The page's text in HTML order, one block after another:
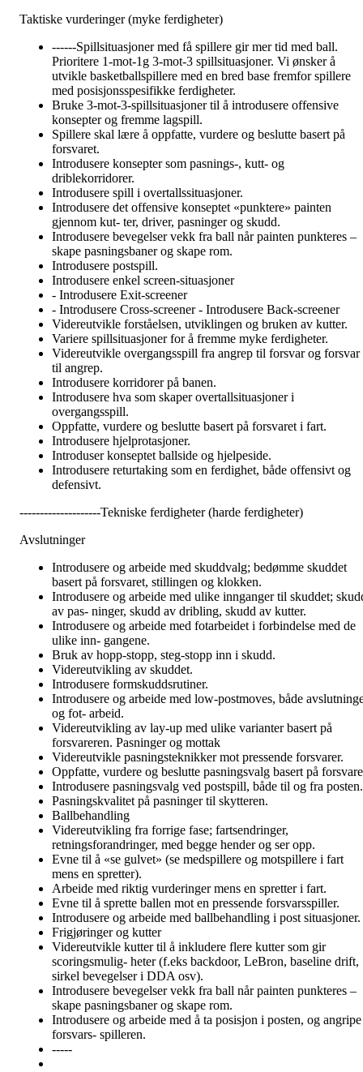
Taktiske vurderinger (myke ferdigheter)
------Spillsituasjoner med få spillere gir mer tid med ball.
Prioritere 1-mot-1g 3-mot-3 spillsituasjoner. Vi ønsker å
utvikle basketballspillere med en bred base fremfor spillere
med posisjonsspesifikke ferdigheter.
Bruke 3-mot-3-spillsituasjoner til å introdusere offensive
konsepter og fremme lagspill.
Spillere skal lære å oppfatte, vurdere og beslutte basert på
forsvaret.
Introdusere konsepter som pasnings-, kutt- og
driblekorridorer.
Introdusere spill i overtallssituasjoner.
Introdusere det offensive konseptet «punktere» painten
gjennom kut- ter, driver, pasninger og skudd.
Introdusere bevegelser vekk fra ball når painten punkteres –
skape pasningsbaner og skape rom.
Introdusere postspill.
Introdusere enkel screen-situasjoner
- Introdusere Exit-screener
- Introdusere Cross-screener - Introdusere Back-screener
Videreutvikle forståelsen, utviklingen og bruken av kutter.
Variere spillsituasjoner for å fremme myke ferdigheter.
Videreutvikle overgangsspill fra angrep til forsvar og forsvar
til angrep.
Introdusere korridorer på banen.
Introdusere hva som skaper overtallsituasjoner i
overgangsspill.
Oppfatte, vurdere og beslutte basert på forsvaret i fart.
Introdusere hjelprotasjoner.
Introduser konseptet ballside og hjelpeside.
Introdusere returtaking som en ferdighet, både offensivt og
defensivt.
--------------------Tekniske ferdigheter (harde ferdigheter)
Avslutninger
Introdusere og arbeide med skuddvalg; bedømme skuddet
basert på forsvaret, stillingen og klokken.
Introdusere og arbeide med ulike innganger til skuddet;
av pas- ninger, skudd av dribling, skudd av kutter.
Introdusere og arbeide med fotarbeidet i forbindelse med de
ulike inn- gangene.
Bruk av hopp-stopp, steg-stopp inn i skudd.
Videreutvikling av skuddet.
Introdusere formskuddsrutiner.
Introdusere og arbeide med low-postmoves, både
og fot- arbeid.
Videreutvikling av lay-up med ulike varianter basert på
forsvareren. Pasninger og mottak
Videreutvikle pasningsteknikker mot pressende forsvarer.
Oppfatte, vurdere og beslutte pasningsvalg basert på
Introdusere pasningsvalg ved postspill, både til og fra posten.
Pasningskvalitet på pasninger til skytteren.
Ballbehandling
Videreutvikling fra forrige fase; fartsendringer,
retningsforandringer, med begge hender og ser opp.
Evne til å «se gulvet» (se medspillere og motspillere i fart
mens en spretter).
Arbeide med riktig vurderinger mens en spretter i fart.
Evne til å sprette ballen mot en pressende forsvarsspiller.
Introdusere og arbeide med ballbehandling i post situasjoner.
Frigjøringer og kutter
Videreutvikle kutter til å inkludere flere kutter som gir
scoringsmulig- heter (f.eks backdoor, LeBron, baseline drift,
sirkel bevegelser i DDA osv).
Introdusere bevegelser vekk fra ball når painten punkteres –
skape pasningsbaner og skape rom.
Introdusere og arbeide med å ta posisjon i posten, og angripe
forsvars- spilleren.
-----